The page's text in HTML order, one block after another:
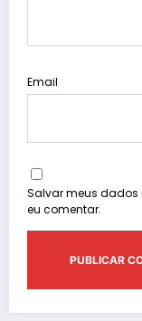
Email
Salvar meus dados
eu comentar.